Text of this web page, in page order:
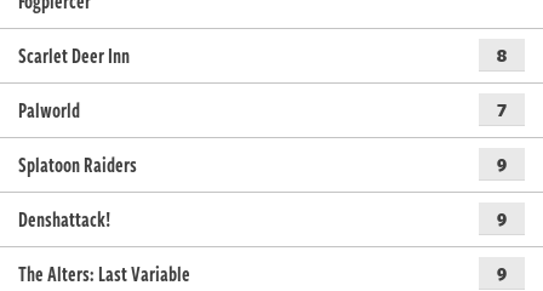
Scarlet Deer Inn
8
Palworld 7
Splatoon Raiders 9
Denshattack! 9
The Alters: Last Variable 9